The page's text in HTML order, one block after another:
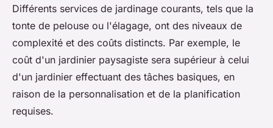
Différents services de jardinage courants, tels que la
tonte de pelouse ou l'élagage, ont des niveaux de
complexité et des coûts distincts. Par exemple, le
coût d'un jardinier paysagiste sera supérieur à celui
d'un jardinier effectuant des tâches basiques, en
raison de la personnalisation et de la planification
requises.